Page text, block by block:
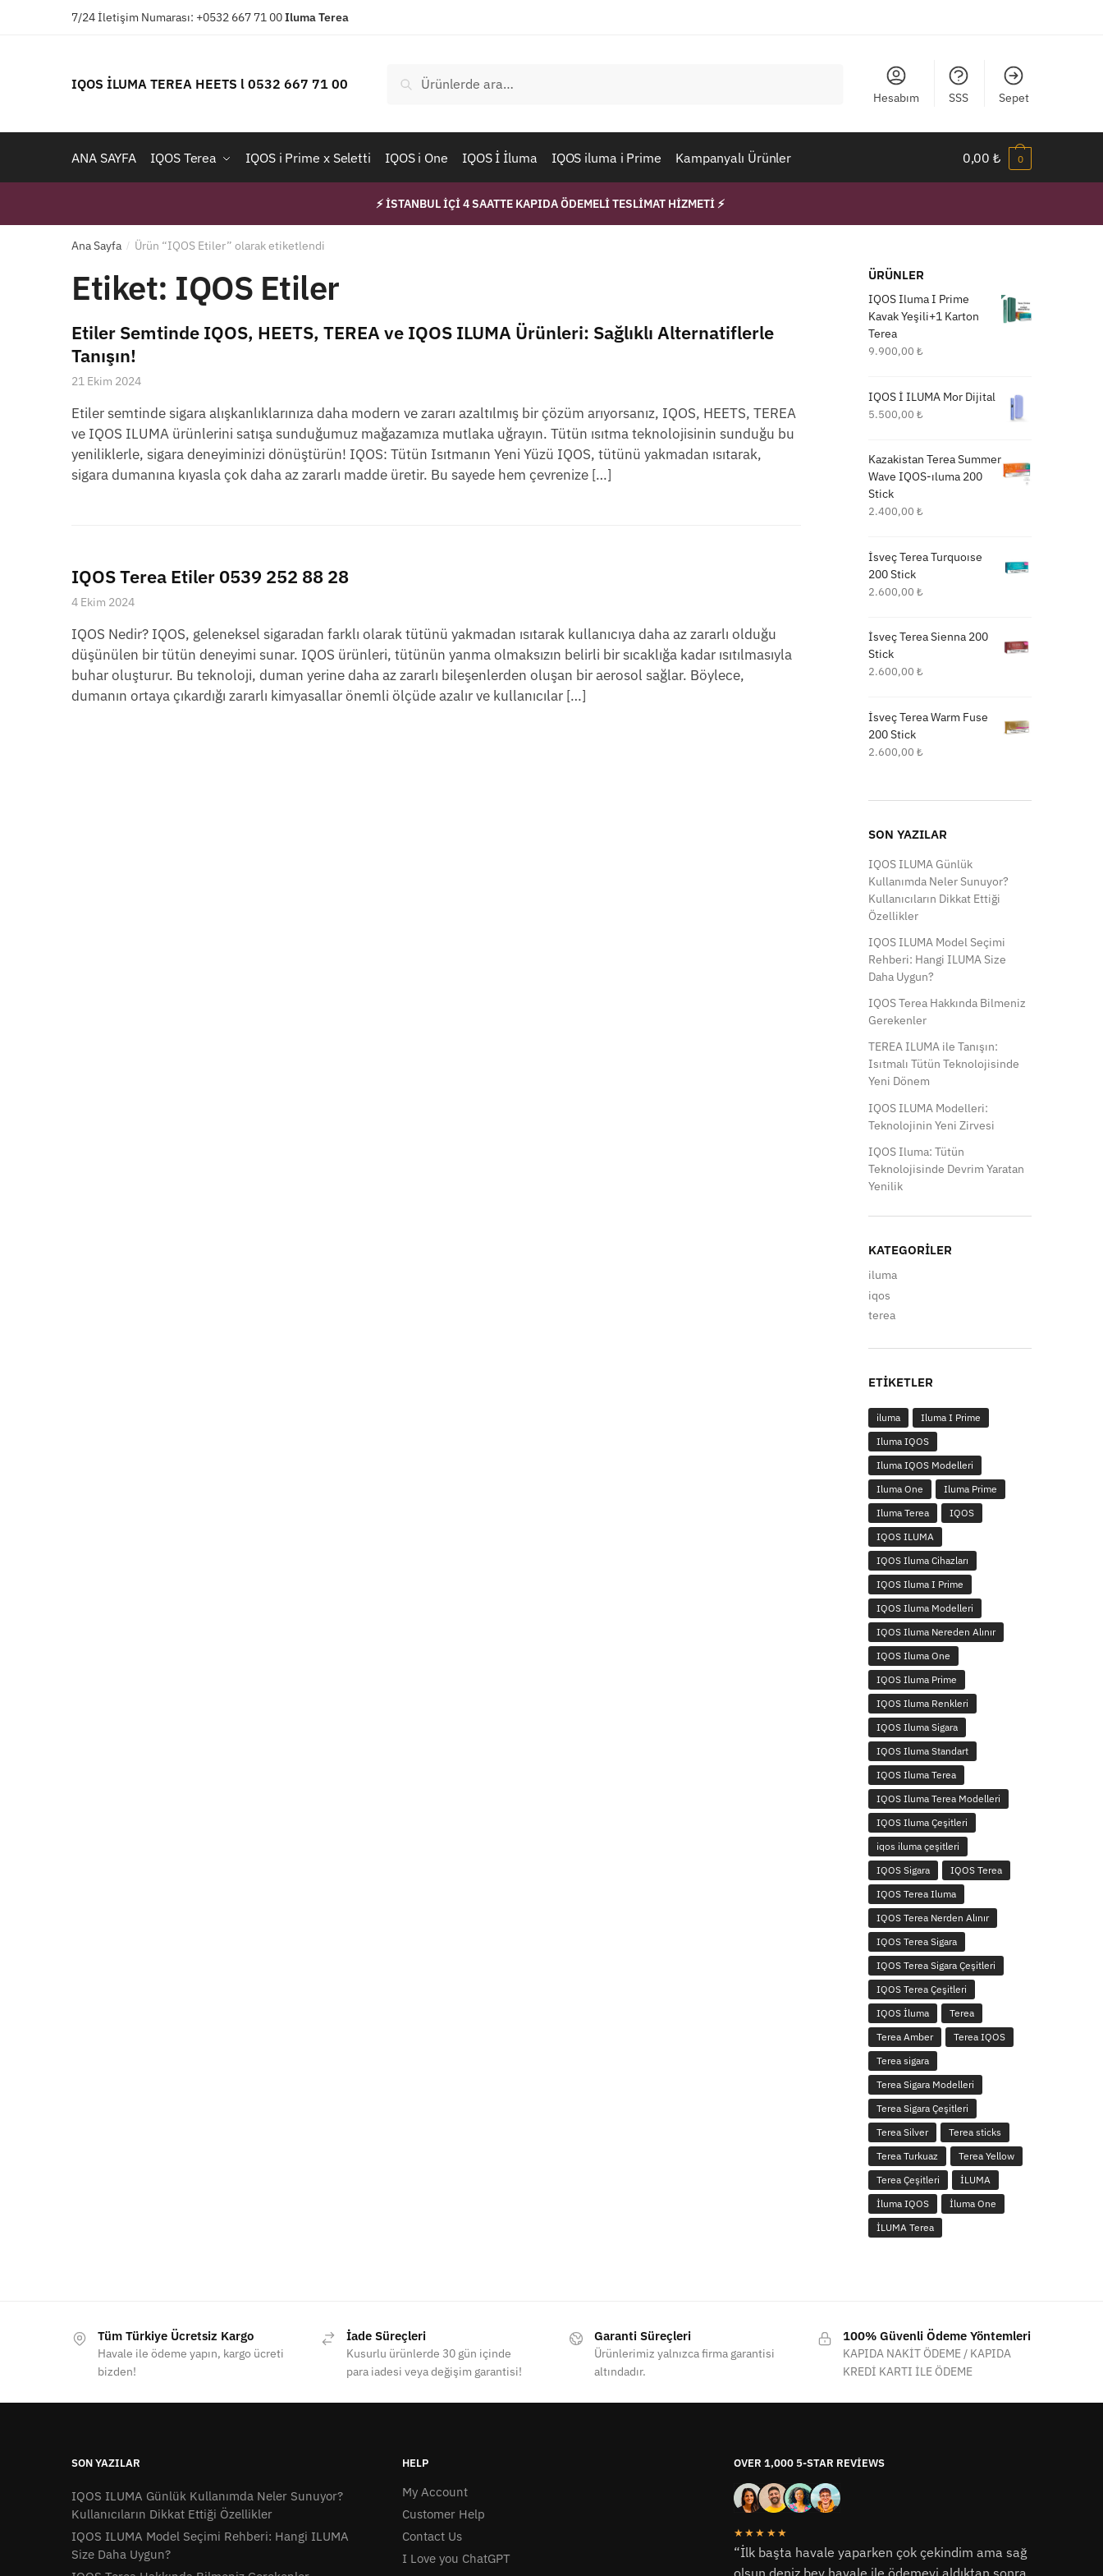
7/24 İletişim Numarası: +0532 667 71 00IlumaTerea
IQOS İLUMA TEREA HEETS l 0532 667 71 00 Ara
Hesabım SSS Sepet
ANA SAYFA IQOS Terea IQOS i Prime x Seletti IQOS i One IQOS İ İluma IQOS iluma i Prime Kampanyalı Ürünler 0,00₺ 0
⚡ İSTANBUL İÇİ 4 SAATTE KAPIDA ÖDEMELİ TESLİMAT HİZMETİ ⚡
Ana Sayfa / Ürün “IQOS Etiler” olarak etiketlendi
Etiket: IQOS Etiler
Etiler Semtinde IQOS, HEETS, TEREA ve IQOS ILUMA Ürünleri: Sağlıklı Alternatiflerle
Tanışın!
21 Ekim 2024
Etiler semtinde sigara alışkanlıklarınıza daha modern ve zararı azaltılmış bir çözüm arıyorsanız, IQOS, HEETS, TEREA
ve IQOS ILUMA ürünlerini satışa sunduğumuz mağazamıza mutlaka uğrayın. Tütün ısıtma teknolojisinin sunduğu bu
yeniliklerle, sigara deneyiminizi dönüştürün! IQOS: Tütün Isıtmanın Yeni Yüzü IQOS, tütünü yakmadan ısıtarak,
sigara dumanına kıyasla çok daha az zararlı madde üretir. Bu sayede hem çevrenize […]
IQOS Terea Etiler 0539 252 88 28
4 Ekim 2024
IQOS Nedir? IQOS, geleneksel sigaradan farklı olarak tütünü yakmadan ısıtarak kullanıcıya daha az zararlı olduğu
düşünülen bir tütün deneyimi sunar. IQOS ürünleri, tütünün yanma olmaksızın belirli bir sıcaklığa kadar ısıtılmasıyla
buhar oluşturur. Bu teknoloji, duman yerine daha az zararlı bileşenlerden oluşan bir aerosol sağlar. Böylece,
dumanın ortaya çıkardığı zararlı kimyasallar önemli ölçüde azalır ve kullanıcılar […]
ÜRÜNLER
IQOS Iluma I Prime
Kavak Yeşili+1 Karton
Terea
9.900,00₺
IQOS İ ILUMA Mor Dijital
5.500,00₺
Kazakistan Terea Summer
Wave IQOS-ıluma 200
Stick
2.400,00₺
İsveç Terea Turquoıse
200 Stick
2.600,00₺
İsveç Terea Sienna 200
Stick
2.600,00₺
İsveç Terea Warm Fuse
200 Stick
2.600,00₺
SON YAZILAR
IQOS ILUMA Günlük
Kullanımda Neler Sunuyor?
Kullanıcıların Dikkat Ettiği
Özellikler
IQOS ILUMA Model Seçimi
Rehberi: Hangi ILUMA Size
Daha Uygun?
IQOS Terea Hakkında Bilmeniz
Gerekenler
TEREA ILUMA ile Tanışın:
Isıtmalı Tütün Teknolojisinde
Yeni Dönem
IQOS ILUMA Modelleri:
Teknolojinin Yeni Zirvesi
IQOS Iluma: Tütün
Teknolojisinde Devrim Yaratan
Yenilik
KATEGORILER
iluma
iqos
terea
ETIKETLER
iluma
Iluma I Prime
Iluma IQOS
Iluma IQOS Modelleri
Iluma One
Iluma Prime
Iluma Terea
IQOS
IQOS ILUMA
IQOS Iluma Cihazları
IQOS Iluma I Prime
IQOS Iluma Modelleri
IQOS Iluma Nereden Alınır
IQOS Iluma One
IQOS Iluma Prime
IQOS Iluma Renkleri
IQOS Iluma Sigara
IQOS Iluma Standart
IQOS Iluma Terea
IQOS Iluma Terea Modelleri
IQOS Iluma Çeşitleri
iqos iluma çeşitleri
IQOS Sigara
IQOS Terea
IQOS Terea Iluma
IQOS Terea Nerden Alınır
IQOS Terea Sigara
IQOS Terea Sigara Çeşitleri
IQOS Terea Çeşitleri
IQOS İluma
Terea
Terea Amber
Terea IQOS
Terea sigara
Terea Sigara Modelleri
Terea Sigara Çeşitleri
Terea Silver
Terea sticks
Terea Turkuaz
Terea Yellow
Terea Çeşitleri
İLUMA
İluma IQOS
İluma One
İLUMA Terea
Tüm Türkiye Ücretsiz Kargo
Havale ile ödeme yapın, kargo ücreti
bizden!
İade Süreçleri
Kusurlu ürünlerde 30 gün içinde
para iadesi veya değişim garantisi!
Garanti Süreçleri
Ürünlerimiz yalnızca firma garantisi
altındadır.
100% Güvenli Ödeme Yöntemleri
KAPIDA NAKİT ÖDEME / KAPIDA
KREDİ KARTI İLE ÖDEME
SON YAZILAR
IQOS ILUMA Günlük Kullanımda Neler Sunuyor?
Kullanıcıların Dikkat Ettiği Özellikler
IQOS ILUMA Model Seçimi Rehberi: Hangi ILUMA
Size Daha Uygun?
HELP
My Account
Customer Help
Contact Us
I Love you ChatGPT
OVER 1,000 5-STAR REVIEWS
★★★★★
“İlk başta havale yaparken çok çekindim ama sağ